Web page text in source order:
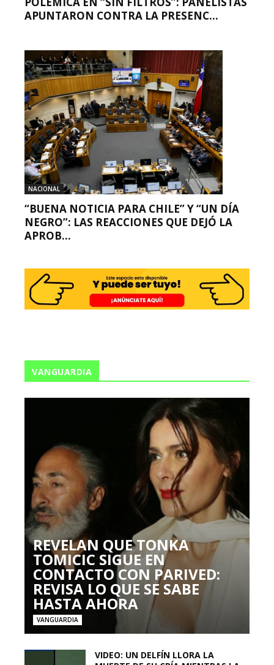
APUNTARON CONTRA LA PRESENC...
NACIONAL
“BUENA NOTICIA PARA CHILE” Y “UN DÍA
NEGRO”: LAS REACCIONES QUE DEJÓ LA
APROB...
VANGUARDIA
REVELAN QUE TONKA
TOMICIC SIGUE EN
CONTACTO CON PARIVED:
REVISA LO QUE SE SABE
HASTA AHORA
VANGUARDIA
VIDEO: UN DELFÍN LLORA LA